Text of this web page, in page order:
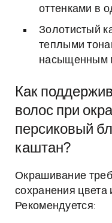
оттенками в
Золотистый
теплыми
насыщенным
Как
волос при
персиковый
каштан?
Окрашивание
сохранения цвета
Рекомендуется: